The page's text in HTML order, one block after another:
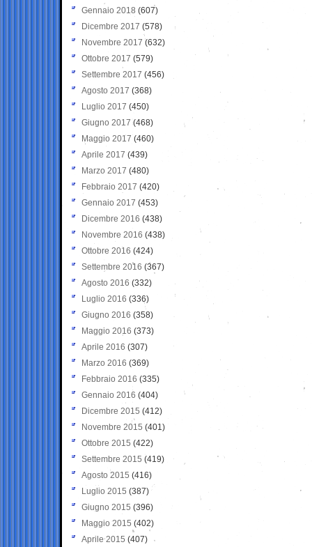
Gennaio 2018 (607)
Dicembre 2017 (578)
Novembre 2017 (632)
Ottobre 2017 (579)
Settembre 2017 (456)
Agosto 2017 (368)
Luglio 2017 (450)
Giugno 2017 (468)
Maggio 2017 (460)
Aprile 2017 (439)
Marzo 2017 (480)
Febbraio 2017 (420)
Gennaio 2017 (453)
Dicembre 2016 (438)
Novembre 2016 (438)
Ottobre 2016 (424)
Settembre 2016 (367)
Agosto 2016 (332)
Luglio 2016 (336)
Giugno 2016 (358)
Maggio 2016 (373)
Aprile 2016 (307)
Marzo 2016 (369)
Febbraio 2016 (335)
Gennaio 2016 (404)
Dicembre 2015 (412)
Novembre 2015 (401)
Ottobre 2015 (422)
Settembre 2015 (419)
Agosto 2015 (416)
Luglio 2015 (387)
Giugno 2015 (396)
Maggio 2015 (402)
Aprile 2015 (407)